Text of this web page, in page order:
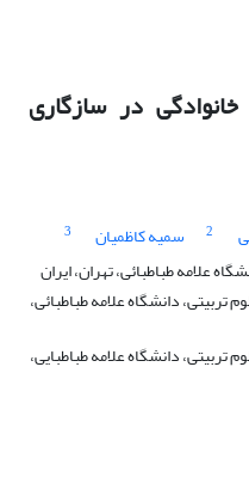
در سازگاری
2 سمیه کاظمیان
3
علامه طباطبائی، تهران، ایران
دانشگاه علامه طباطبائی،
دانشگاه علامه طباطبایی،